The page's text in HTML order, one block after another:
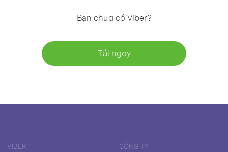
Bạn chưa có Viber?
Tải ngay
VIBER CÔNG TY